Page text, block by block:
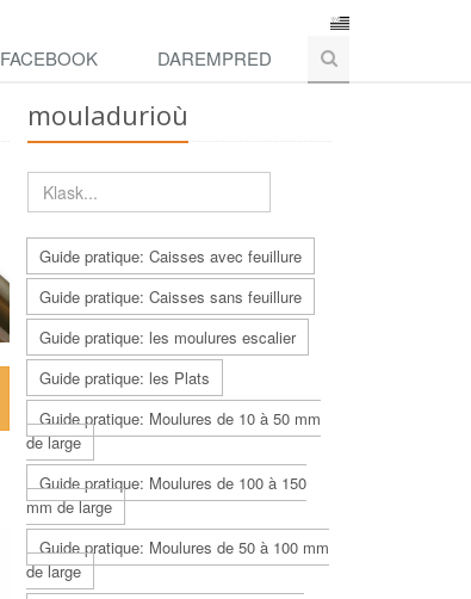
FACEBOOK DAREMPRED
mouladurioù
Guide pratique: Caisses avec feuillure
Guide pratique: Caisses sans feuillure
Guide pratique: les moulures escalier
Guide pratique: les Plats
Guide pratique: Moulures de 10 à 50 mm
de large
Guide pratique: Moulures de 100 à 150
mm de large
Guide pratique: Moulures de 50 à 100 mm
de large